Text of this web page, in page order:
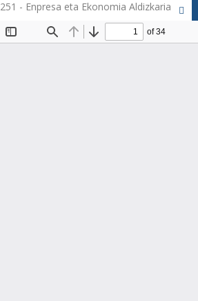
251 - Enpresa eta Ekonomia Aldizkaria